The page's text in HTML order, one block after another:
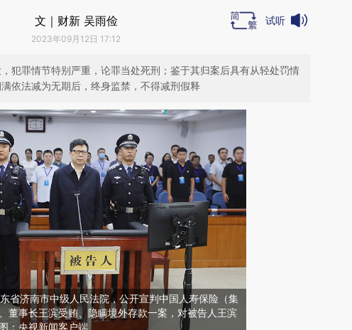
文｜财新 吴雨俭
2023年09月12日 17:12
试听
犯罪情节特别严重，论罪当处死刑；鉴于其归案后具有从轻处罚情
依法减为无期后，终身监禁，不得减刑假释
省济南市中级人民法院，公开宣判中国人寿保险（集
董事长王滨受贿、隐瞒境外存款一案，对被告人王滨
：央视新闻客户端